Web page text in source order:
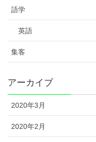
語学
英語
集客
アーカイブ
2020年3月
2020年2月